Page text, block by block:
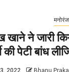
खाने ने जारी
पेटी बांध
2022 Bhanu